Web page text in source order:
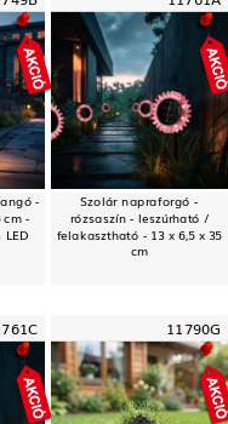
-
cm -
Szolár napraforgó -
rózsaszín - leszúrható /
felakasztható - 13 x 6,5 x 35
cm
11790G